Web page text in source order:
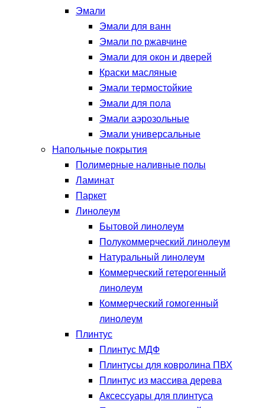
Эмали
Эмали для ванн
Эмали по ржавчине
Эмали для окон и дверей
Краски масляные
Эмали термостойкие
Эмали для пола
Эмали аэрозольные
Эмали универсальные
Напольные покрытия
Полимерные наливные полы
Ламинат
Паркет
Линолеум
Бытовой линолеум
Полукоммерческий линолеум
Натуральный линолеум
Коммерческий гетерогенный
линолеум
Коммерческий гомогенный
линолеум
Плинтус
Плинтус МДФ
Плинтусы для ковролина ПВХ
Плинтус из массива дерева
Аксессуары для плинтуса